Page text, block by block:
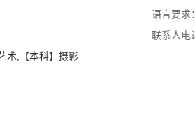
语言要求：
联系人电
术,【本科】摄影